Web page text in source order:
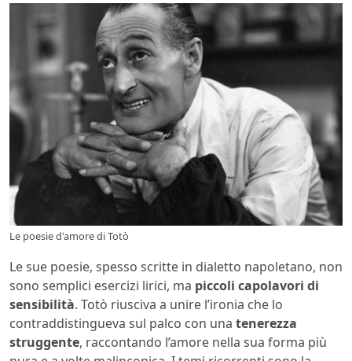
Le poesie d'amore di Totò
Le sue poesie, spesso scritte in dialetto napoletano, non
sono semplici esercizi lirici, ma piccoli capolavori di
sensibilità. Totò riusciva a unire l’ironia che lo
contraddistingueva sul palco con una tenerezza
struggente, raccontando l’amore nella sua forma più